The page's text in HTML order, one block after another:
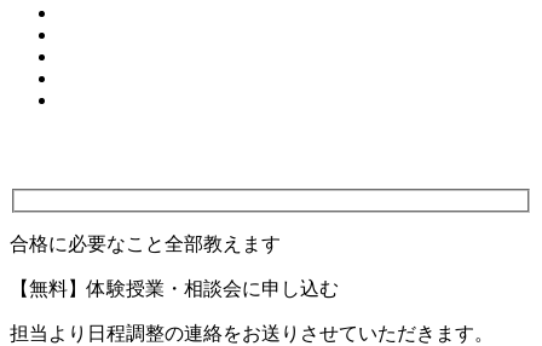
合格に必要なこと全部教えます
【無料】体験授業・相談会に申し込む
担当より日程調整の連絡をお送りさせていただきます。